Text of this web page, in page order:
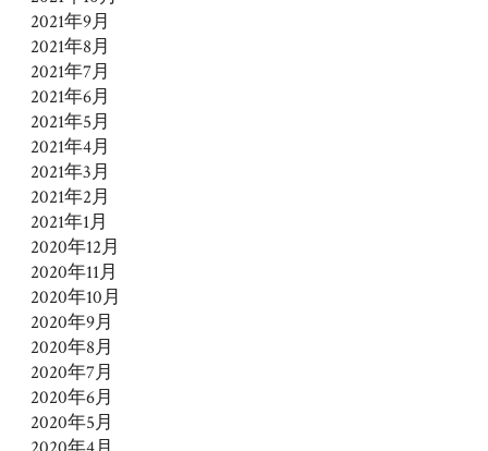
2021年9月
2021年8月
2021年7月
2021年6月
2021年5月
2021年4月
2021年3月
2021年2月
2021年1月
2020年12月
2020年11月
2020年10月
2020年9月
2020年8月
2020年7月
2020年6月
2020年5月